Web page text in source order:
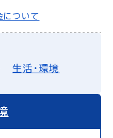
について
生活・環境